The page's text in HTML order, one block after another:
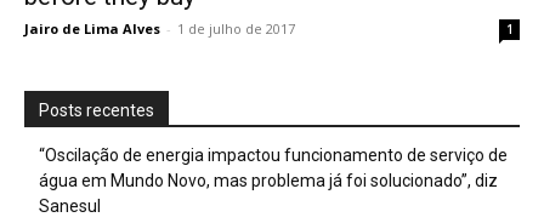
Jairo de Lima Alves - 1 de julho de 2017 1
Posts recentes
“Oscilação de energia impactou funcionamento de serviço de
água em Mundo Novo, mas problema já foi solucionado”, diz
Sanesul